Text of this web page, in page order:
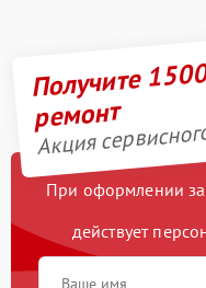
Получите
ремонт
Акция
При оформлении
действует